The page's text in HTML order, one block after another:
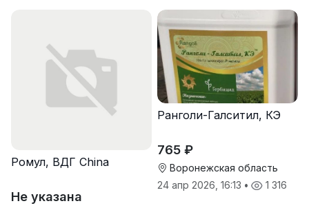
Ромул, ВДГ China
Не указана
Ранголи-Галситил, КЭ
765 ₽
Воронежская область
24 апр 2026, 16:13 • 1 316